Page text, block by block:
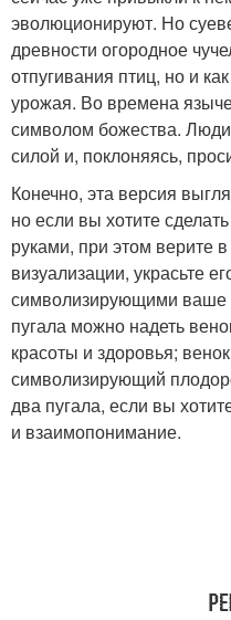
эволюционируют. Но
древности огородное
отпугивания птиц, но и
урожая. Во времена
символом божества. Люди
силой и, поклоняясь,
Конечно, эта версия
но если вы хотите
руками, при этом верите
визуализации, украсьте
символизирующими ваше
пугала можно надеть
красоты и здоровья;
символизирующий
два пугала, если вы
и взаимопонимание.